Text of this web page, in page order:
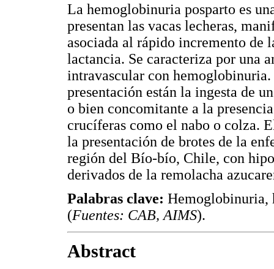
La hemoglobinuria posparto es
presentan las vacas lecheras,
asociada al rápido incremento de
lactancia. Se caracteriza por una
intravascular con
presentación están la ingesta de
o bien concomitante a la
crucíferas como el nabo o colza.
la presentación de brotes de la
región del Bío-bío, Chile, con
derivados de la remolacha
Palabras clave: Hemoglobinuria,
(Fuentes: CAB, AIMS).
Abstract